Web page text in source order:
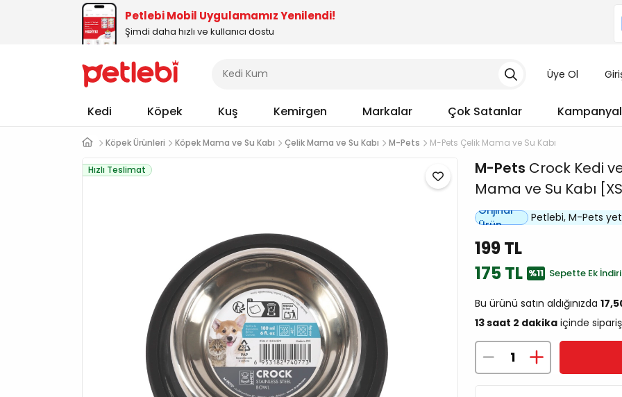
Petlebi Mobil Uygulamamız Yenilendi!
Şimdi daha hızlı ve kullanıcı dostu
Üye Ol
Kedi Köpek Kuş Kemirgen Markalar Çok Satanlar
Köpek Ürünleri Köpek Mama ve Su Kabı Çelik Mama ve Su Kabı M-Pets M-Pets Çelik Mama ve Su Kabı
Hızlı Teslimat M-Pets Crock Kedi
Mama ve Su Kabı
Orijinal
Ürün
Petlebi, M-Pets
199 TL
175 TL %11 Sepette Ek
Bu ürünü satın aldığınızda
13 saat 2 dakika içinde